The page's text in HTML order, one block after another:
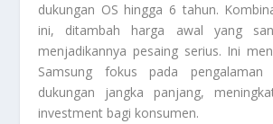
dukungan OS hingga 6 tahun.
ini, ditambah harga awal yang
menjadikannya pesaing serius. Ini
Samsung fokus pada pengalaman
dukungan jangka panjang,
investment bagi konsumen.